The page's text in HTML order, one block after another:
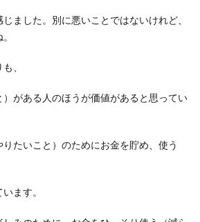
ました。別に悪いことではないけれど、
、
）がある人のほうが価値があると思ってい
たいこと）のためにお金を貯め、使う
ます。